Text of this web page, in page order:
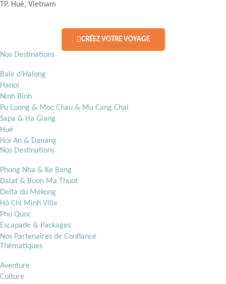
TP. Hué, Vietnam
CRÉEZ VOTRE VOYAGE
Nos Destinations
Baie d’Halong
Hanoi
Ninh Binh
Pu Luong & Moc Chau & Mu Cang Chai
Sapa & Ha Giang
Hué
Hoi An & Danang
Nos Destinations
Phong Nha & Ke Bang
Dalat & Buon Ma Thuot
Delta du Mékong
Hô Chi Minh Ville
Phu Quoc
Escapade & Packages
Nos Partenaires de Confiance
Thématiques
Aventure
Culture